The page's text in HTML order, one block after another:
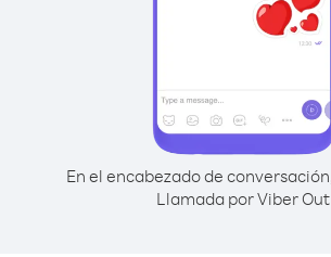
En el encabezado de
Llamada por Viber Out